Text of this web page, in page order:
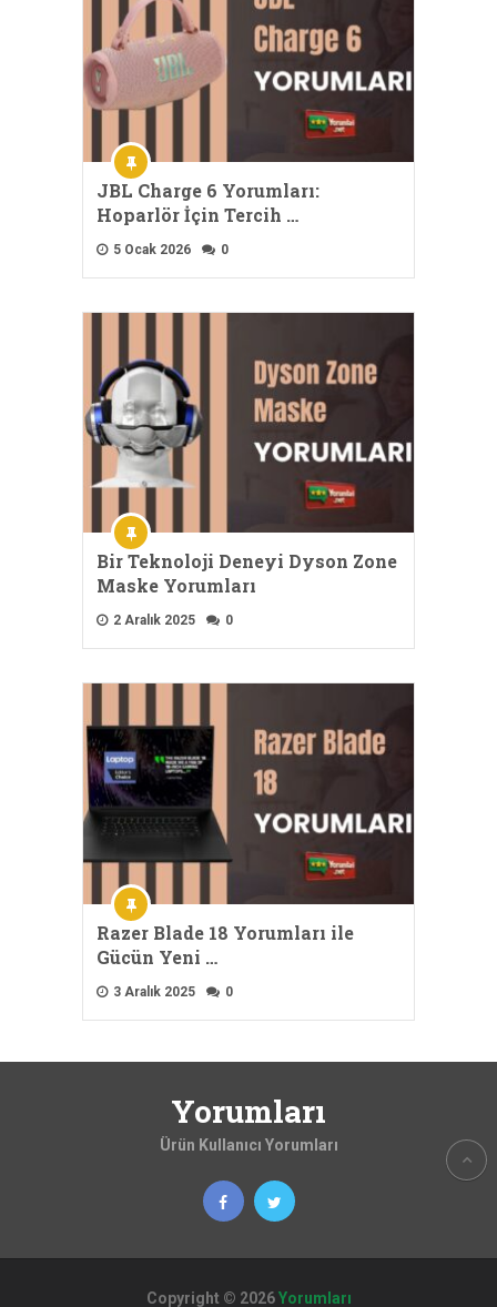
JBL Charge 6 Yorumları:
Hoparlör İçin Tercih …
5 Ocak 2026 0
Bir Teknoloji Deneyi Dyson Zone
Maske Yorumları
2 Aralık 2025 0
Razer Blade 18 Yorumları ile
Gücün Yeni …
3 Aralık 2025 0
Yorumları
Ürün Kullanıcı Yorumları
Copyright © 2026Yorumları